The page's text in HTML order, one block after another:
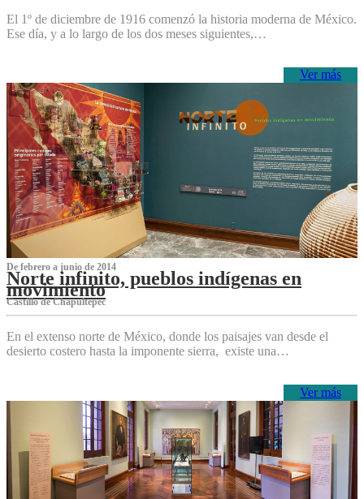
El 1º de diciembre de 1916 comenzó la historia moderna de México.
Ese día, y a lo largo de los dos meses siguientes,…
Ver más
De febrero a junio de 2014
Norte infinito, pueblos indígenas en
movimiento
Castillo de Chapultepec
En el extenso norte de México, donde los paisajes van desde el
desierto costero hasta la imponente sierra, existe una…
Ver más